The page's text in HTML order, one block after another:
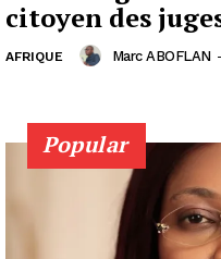
citoyen des
AFRIQUE Marc ABOFLAN -
Popular